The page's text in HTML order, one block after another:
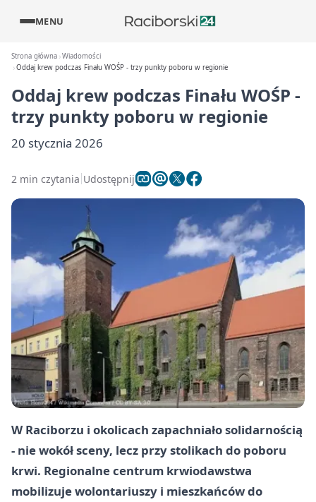
MENU
Strona główna Wiadomości
Oddaj krew podczas Finału WOŚP - trzy punkty poboru w regionie
Oddaj krew podczas Finału WOŚP -
trzy punkty poboru w regionie
20 stycznia 2026
2 min czytania Udostępnij
W Raciborzu i okolicach zapachniało solidarnością
- nie wokół sceny, lecz przy stolikach do poboru
krwi. Regionalne centrum krwiodawstwa
mobilizuje wolontariuszy i mieszkańców do